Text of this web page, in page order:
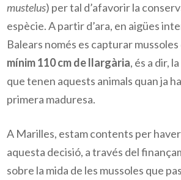
mustelus) per tal d’afavorir la
espècie. A partir d’ara, en aigües
Balears només es capturar
mínim 110 cm de llargària, és a dir,
que tenen aquests animals quan ja
primera maduresa.
A Marilles, estam contents per
aquesta decisió, a través del
sobre la mida de les mussoles que